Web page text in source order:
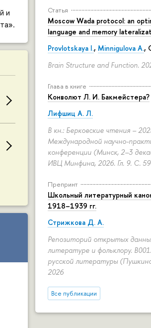
Статья
Moscow Wada protocol: an
language and memory
Provlotskaya I., Minnigulova A.,
Brain Structure and Function.
Глава в книге
Конволют Л. И. Бакмейстера?
Лифшиц А. Л.
В кн.: Берковские чтения –
Международной научно-
конференции (Минск, 2–3
ИВЦ Минфина, 2026. Гл. 9. С.
Препринт
Школьный литературный
1918–1939 гг.
Стрижкова Д. А.
Репозиторий открытых
литературе и фольклору.
русской литературы
2026
Все публикации
и